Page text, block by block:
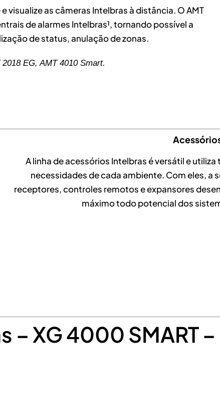
visualize as câmeras Intelbras à distância. O AMT
de alarmes Intelbras¹, tornando possível a
de status, anulação de zonas.
EG, AMT 4010 Smart.
A linha de acessórios Intelbras é versátil e
necessidades de cada ambiente. Com eles,
receptores, controles remotos e expansores
máximo todo potencial dos
– XG 4000 SMART